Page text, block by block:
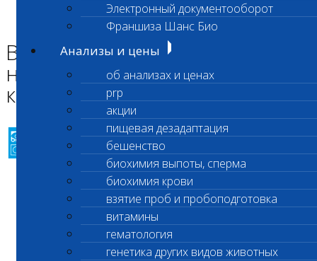
Электронный документооборот
Франшиза Шанс Био
Анализы и цены
об анализах и ценах
prp
акции
пищевая дезадаптация
бешенство
биохимия выпоты, сперма
биохимия крови
взятие проб и пробоподготовка
витамины
гематология
генетика других видов животных
Возобновление приема проб на исследование «Аммиак
Возобновление приема проб
на исследование «Аммиак
крови»
Уважаемые клиенты!
Возобновление приема проб на
исследование